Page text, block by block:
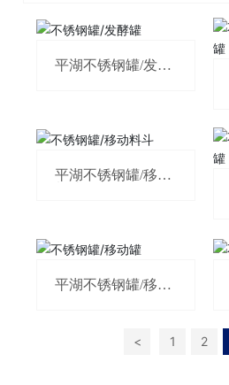
平湖不锈钢罐/发酵
平湖不锈钢罐/移动
平湖不锈钢罐/移动
< 1 2